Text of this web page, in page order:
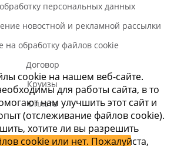
персональных данных
новостной и рекламной рассылки
на обработку файлов cookie
Договор
Круизы
Оплата
cookie на нашем веб-сайте.
для работы сайта, в то
нам улучшить этот сайт и
(отслеживание файлов cookie).
хотите ли вы разрешить
cookie или нет. Пожалуйста,